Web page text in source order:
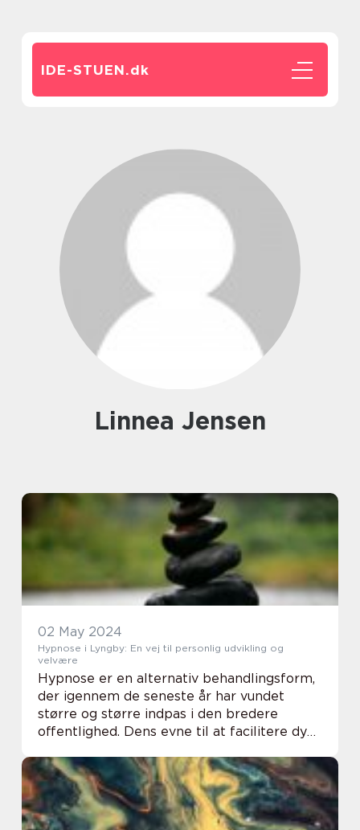
IDE-STUEN.dk
Linnea Jensen
02 May 2024
Hypnose i Lyngby: En vej til personlig udvikling og
velvære
Hypnose er en alternativ behandlingsform,
der igennem de seneste år har vundet
større og større indpas i den bredere
offentlighed. Dens evne til at facilitere dyb
i enkeltpersoners liv har gjort den til en e...